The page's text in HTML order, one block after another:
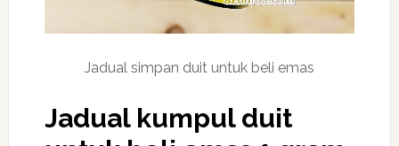
Jadual simpan duit untuk beli emas
Jadual kumpul duit